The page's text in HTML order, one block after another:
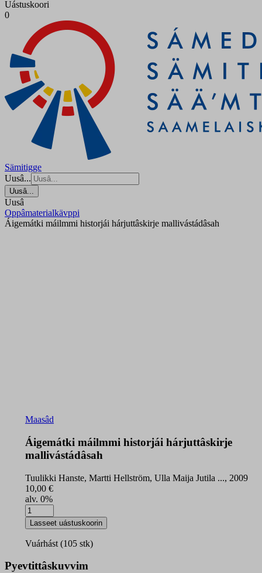
Uástuskoori
0
Sämitigge
Uusâ...
Uusâ...
Uusâ
Oppâmaterialkävppi
Áigemátki máilmmi historjái hárjuttâskirje mallivástádâsah
Maasâd
Áigemátki máilmmi historjái hárjuttâskirje
mallivástádâsah
Tuulikki Hanste, Martti Hellström, Ulla Maija Jutila ..., 2009
10,00 €
alv. 0%
Áigemátki
máilmmi
historjái
hárjuttâskirje
mallivástádâsah
quantity
Lasseet uástuskoorin
Vuárhást (105 stk)
Pyevtittâskuvvim